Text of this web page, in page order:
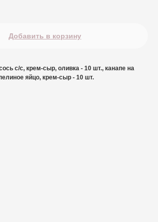
Добавить в корзину
с/с, крем-сыр, оливка - 10 шт., канапе на
яйцо, крем-сыр - 10 шт.